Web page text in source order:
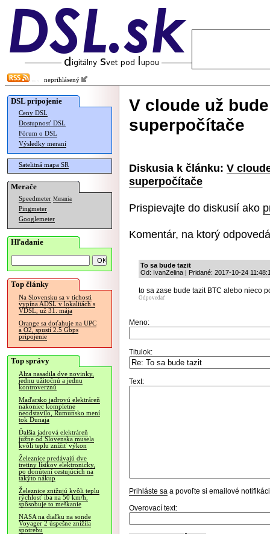
neprihlásený
DSL pripojenie
Ceny DSL
Dostupnosť DSL
Fórum o DSL
Výsledky meraní
Satelitná mapa SR
Merače
Speedmeter Merania
Pingmeter
Googlemeter
Hľadanie
Top články
Na Slovensku sa v tichosti
vypína ADSL v lokalitách s
VDSL, už 31. mája
Orange sa doťahuje na UPC
a O2, spustí 2.5 Gbps
pripojenie
Top správy
Alza nasadila dve novinky,
jednu užitočnú a jednu
kontroverznú
Maďarsko jadrovú elektráreň
nakoniec kompletne
neodstavilo, Rumunsko mení
tok Dunaja
Ďalšia jadrová elektráreň
južne od Slovenska musela
kvôli teplu znížiť výkon
Železnice predávajú dve
tretiny lístkov elektronicky,
po donútení cestujúcich na
takýto nákup
Železnice znižujú kvôli teplu
rýchlosť iba na 50 km/h,
spôsobuje to meškanie
NASA na diaľku na sonde
Voyager 2 úspešne znížila
spotrebu
V cloude už
superpočítače
Diskusia k článku: V
superpočítače
Prispievajte do diskusií ako
Komentár, na ktorý
To sa bude tazit
Od: IvanZelina | Pridané: 2017-10-24
to sa zase bude tazit BTC alebo nieco
Odpovedať
Meno:
Titulok:
Text:
Prihláste sa a povoľte si emailové
Overovací text: